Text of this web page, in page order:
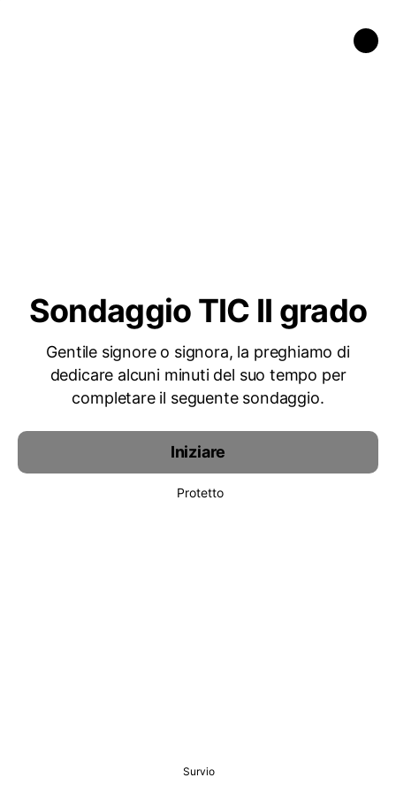
Sondaggio TIC II grado
Gentile signore o signora, la preghiamo di
dedicare alcuni minuti del suo tempo per
completare il seguente sondaggio.
Iniziare
Protetto
Survio